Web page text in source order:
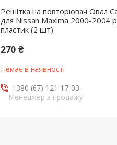
Решітка на повторювач Овал
для Nissan Maxima 2000-2004
пластик (2 шт)
270 ₴
Немає в наявності
+380 (67) 121-17-03
Менеджер з продажу